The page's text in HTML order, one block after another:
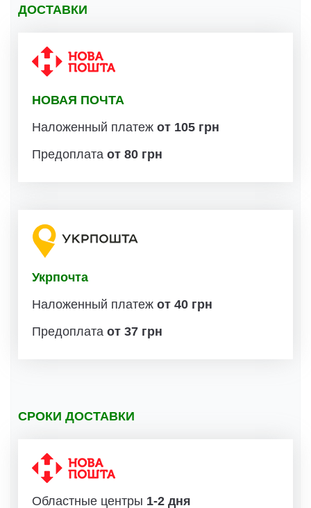
ДОСТАВКИ
НОВАЯ ПОЧТА
Наложенный платеж от 105 грн
Предоплата от 80 грн
Укрпочта
Наложенный платеж от 40 грн
Предоплата от 37 грн
СРОКИ ДОСТАВКИ
Областные центры 1-2 дня